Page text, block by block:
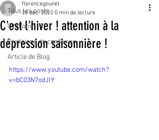
Tous les posts
Citations
Praticiens de confiance
Article de Blog
C'est l'hiver ! attention à la
dépression saisonnière !
florencegounet
26 déc. 2022 0 min de lecture
https://www.youtube.com/watch?
v=bC03N7odJlY